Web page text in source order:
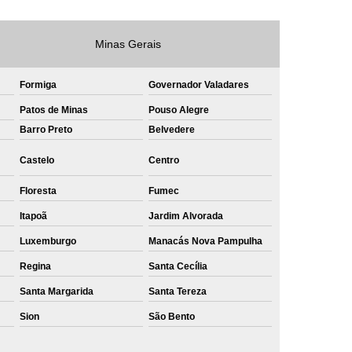
Private Label Roupas Masculinas Bahia
Private Label Têxtil Streetwear Rio de Janeiro
Bones
Private Label Camisetas
Private Label Confecção
Label de Malhas
Private Label Roupas
Sublimação de Camisetas de Algodão
Sublimação em Camisetas
Sublimação em Camisetas Lisas
Sublimação em Tecido de Algodão
Sublimação Total em Camisetas
Minas Gerais
Formiga Governador Valadares
Patos de Minas
Pouso Alegre
Barro Preto Belvedere
Castelo Centro
Floresta Fumec
Itapoã Jardim Alvorada
Luxemburgo Manacás Nova Pampulha
Regina Santa Cecília
Santa Margarida Santa Tereza
Sion São Bento